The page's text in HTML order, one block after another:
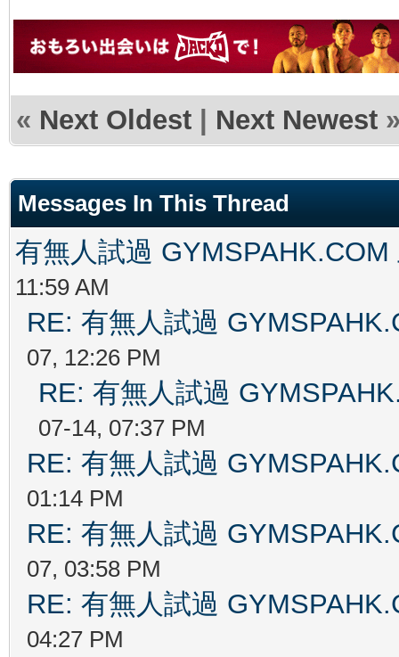
« Next Oldest | Next Newest
Messages In This Thread
有無人試過 GYMSPAHK.COM
11:59 AM
RE: 有無人試過
07, 12:26 PM
RE: 有無人試過
07-14, 07:37 PM
RE: 有無人試過
01:14 PM
RE: 有無人試過
07, 03:58 PM
RE: 有無人試過
04:27 PM